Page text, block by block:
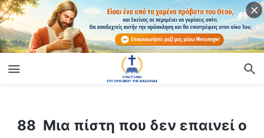
88 Μια πίστη που δεν επαινεί ο Θεός
88 Μια πίστη που δεν επαινεί ο